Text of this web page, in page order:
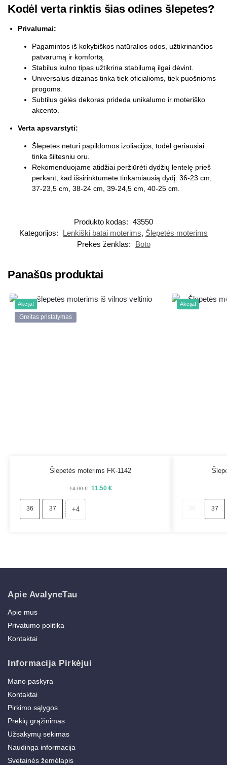
Kodėl verta rinktis šias odines šlepetes?
Privalumai:
Pagamintos iš kokybiškos natūralios odos, užtikrinančios
patvarumą ir komfortą.
Stabilus kulno tipas užtikrina stabilumą ilgai dėvint.
Universalus dizainas tinka tiek oficialioms, tiek puošnioms
progoms.
Subtilus gėlės dekoras prideda unikalumo ir moteriško
akcento.
Verta apsvarstyti:
Šlepetės neturi papildomos izoliacijos, todėl geriausiai
tinka šiltesniu oru.
Rekomenduojame atidžiai peržiūrėti dydžių lentelę prieš
perkant, kad išsirinktumėte tinkamiausią dydį: 36-23 cm,
37-23,5 cm, 38-24 cm, 39-24,5 cm, 40-25 cm.
Produkto kodas: 43550
Kategorijos:
Lenkiški batai moterims, Šlepetės moterims
Prekės ženklas:
Boto
Panašūs produktai
Akcija!
Greitas pristatymas
Šlepetės moterims FK-1142
14.00€ 11.50 €
36 37 +4
Akcija!
37
Apie AvalyneTau
Apie mus
Privatumo politika
Kontaktai
Informacija Pirkėjui
Mano paskyra
Kontaktai
Pirkimo sąlygos
Prekių grąžinimas
Užsakymų sekimas
Naudinga informacija
Svetainės žemėlapis